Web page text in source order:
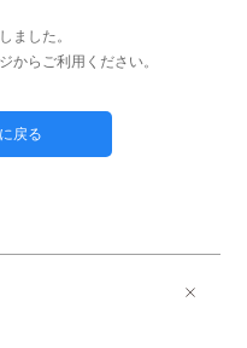
ました。
からご利用ください。
戻る